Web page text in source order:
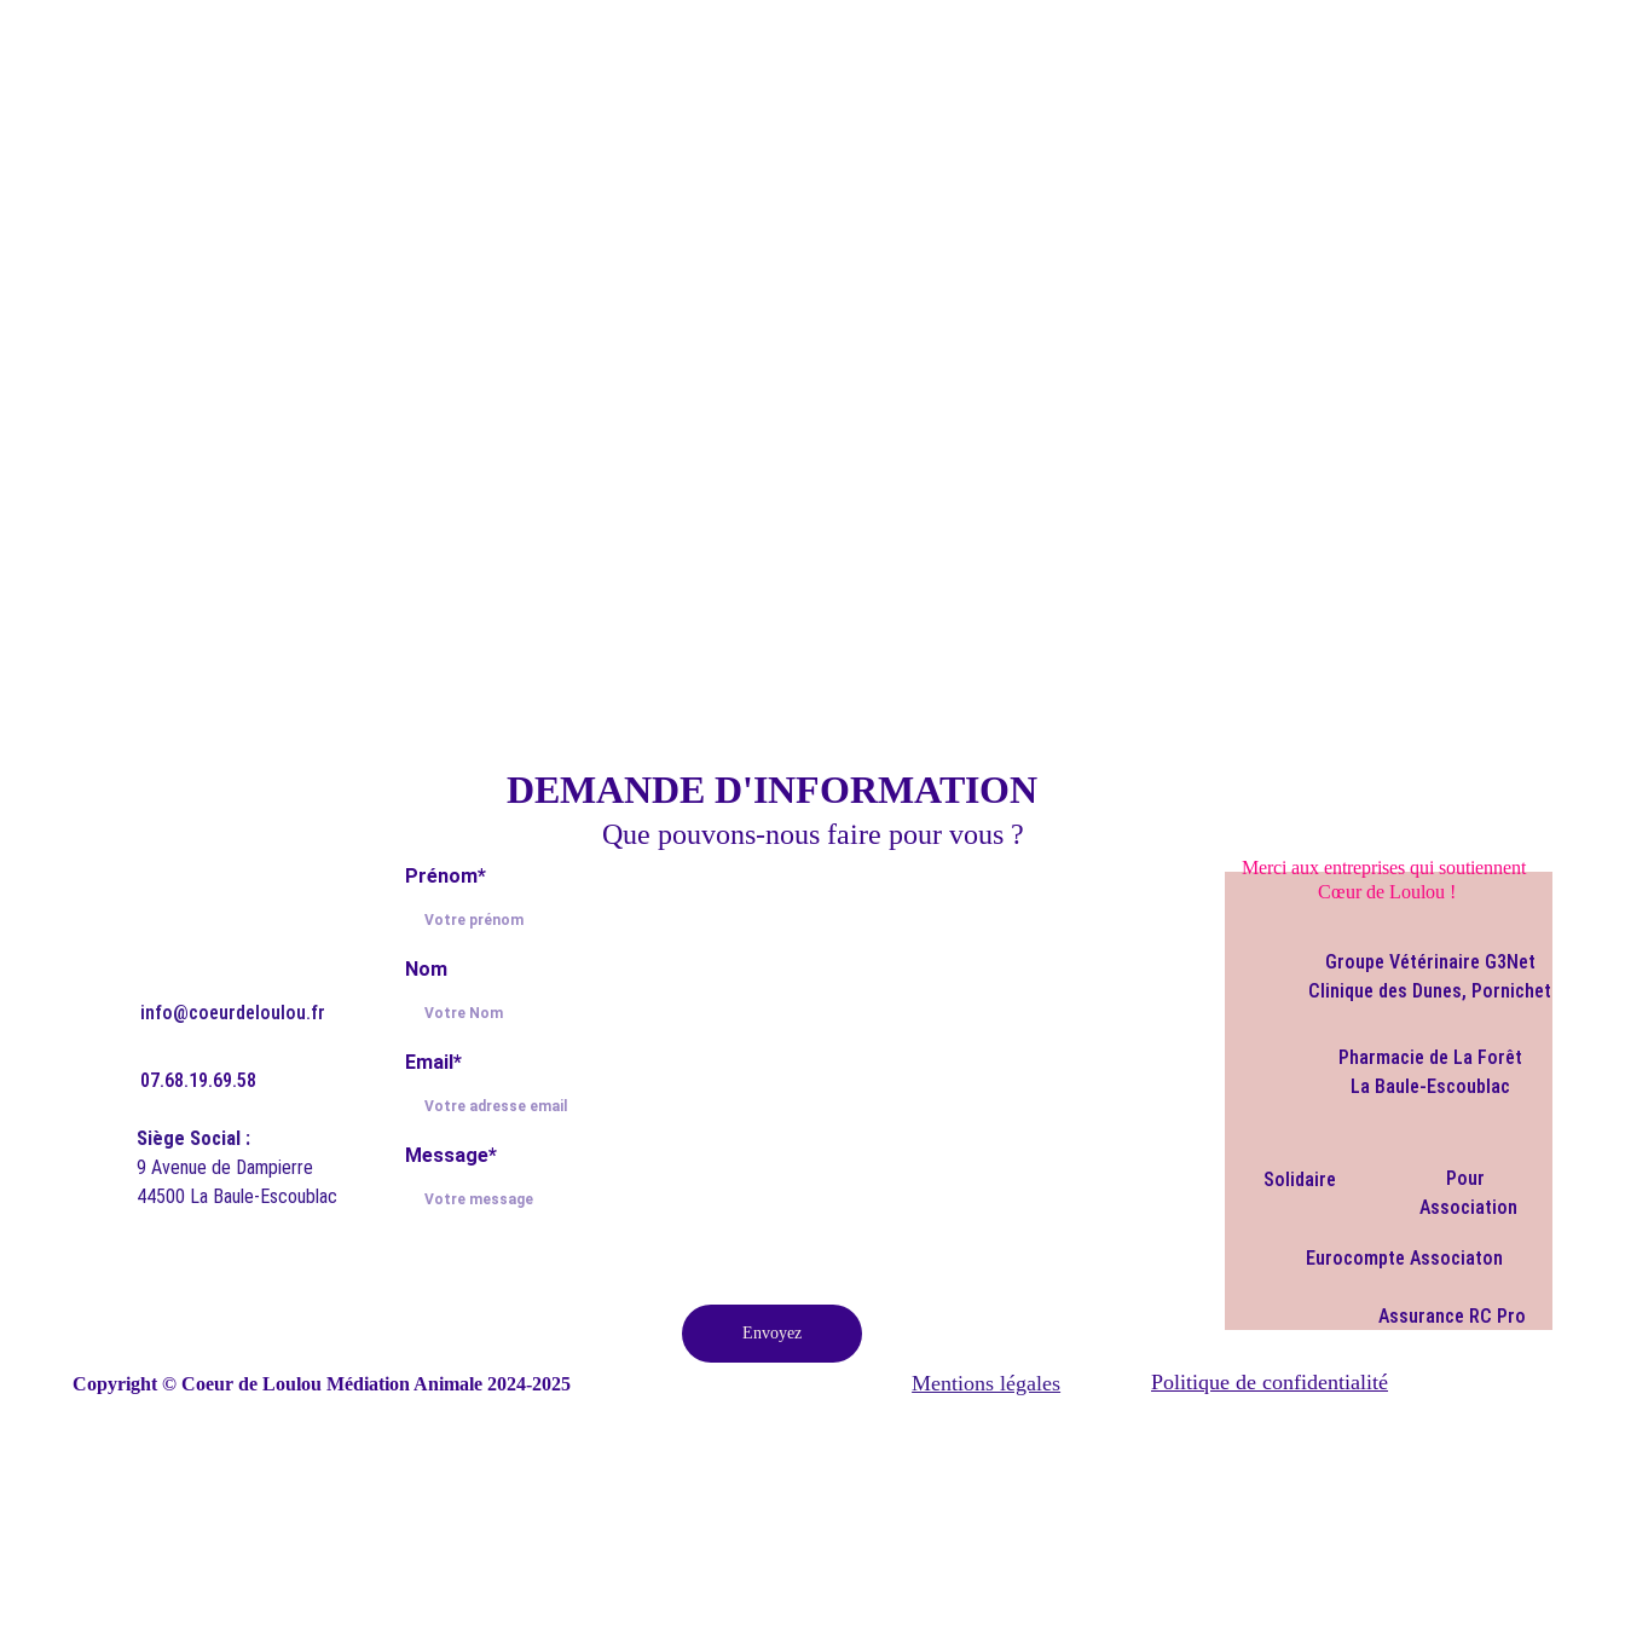
Prénom*
Nom
Email*
Message*
Envoyez
DEMANDE D'INFORMATION
Que pouvons-nous faire pour vous ?
07.68.19.69.58
info@coeurdeloulou.fr
Siège Social :
9 Avenue de Dampierre
44500 La Baule-Escoublac
Copyright © Coeur de Loulou Médiation Animale 2024-2025 Mentions légales Politique de confidentialité
Assurance RC Pro
Solidaire
Merci aux entreprises qui soutiennent
Cœur de Loulou !
Pour
Association
Eurocompte Associaton
Groupe Vétérinaire G3Net
Clinique des Dunes, Pornichet
Pharmacie de La Forêt
La Baule-Escoublac